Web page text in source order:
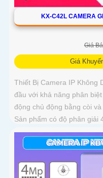
KX-C42L CAMERA
Giá
Giá
Thiết Bị Camera IP Không
đầu với khả năng phân
động chủ động bằng còi
Sản phẩm có độ phân giải